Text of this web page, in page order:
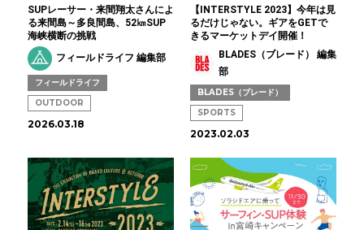
SUPレーサー・来間翔太さんによ
る来間島～多良間島、52㎞SUP
海峡横断の挑戦
フィールドライフ 編集部
フィールドライフ
OUTDOOR
2026.03.18
【INTERSTYLE 2023】今年は見
るだけじゃない。ギアをGETで
きるマーケットデイ開催！
BLADES（ブレード） 編集
部
BLADES（ブレード）
SPORTS
2023.02.03